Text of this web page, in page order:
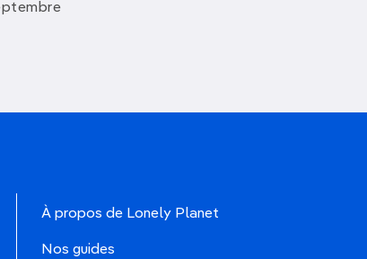
À propos de Lonely Planet
Nos guides